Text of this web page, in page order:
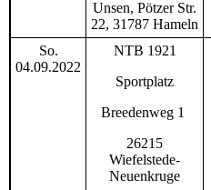
Unsen, Pötzer Str.
22, 31787 Hameln
So.
04.09.2022
NTB 1921
Sportplatz
Breedenweg 1
26215
Wiefelstede-
Neuenkruge